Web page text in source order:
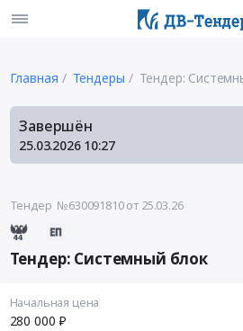
Главная Тендеры Тендер:
Завершён
25.03.2026 10:27
Тендер №630091810от 25.03.26
Тендер: Системный блок
Начальная цена
280 000 ₽